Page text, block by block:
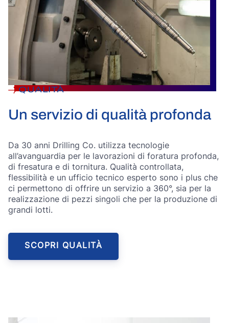
QUALITÀ
Un servizio di qualità profonda
Da 30 anni Drilling Co. utilizza tecnologie
all’avanguardia per le lavorazioni di foratura profonda,
di fresatura e di tornitura. Qualità controllata,
flessibilità e un ufficio tecnico esperto sono i plus che
ci permettono di offrire un servizio a 360°, sia per la
realizzazione di pezzi singoli che per la produzione di
grandi lotti.
SCOPRI QUALITÀ